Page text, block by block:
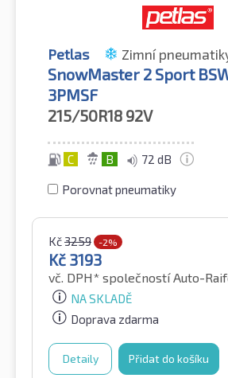
Petlas Zimní
SnowMaster 2 Sport
3PMSF
215/50R18 92V
C B 72 dB
Porovnat pneumatiky
Kč3259 -2%
Kč 3193
vč. DPH* společností Auto-
NA SKLADĚ
Doprava zdarma
Detaily Přidat do košíku